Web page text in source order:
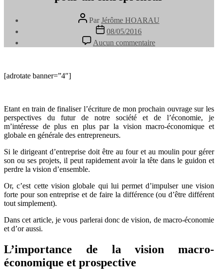
Auteur
de
l’article
Par Jérôme HOARAU
Date
l’article
08/05/2016
Aucun commentaire
Vision
entrepreneur
[adrotate banner=”4″]
Etant en train de finaliser l’écriture de mon prochain ouvrage sur les
perspectives du futur de notre société et de l’économie, je
m’intéresse de plus en plus par la vision macro-économique et
globale en générale des entrepreneurs.
Si le dirigeant d’entreprise doit être au four et au moulin pour gérer
son ou ses projets, il peut rapidement avoir la tête dans le guidon et
perdre la vision d’ensemble.
Or, c’est cette vision globale qui lui permet d’impulser une vision
forte pour son entreprise et de faire la différence (ou d’être différent
tout simplement).
Dans cet article, je vous parlerai donc de vision, de macro-économie
et d’or aussi.
L’importance de la vision macro-
économique et prospective